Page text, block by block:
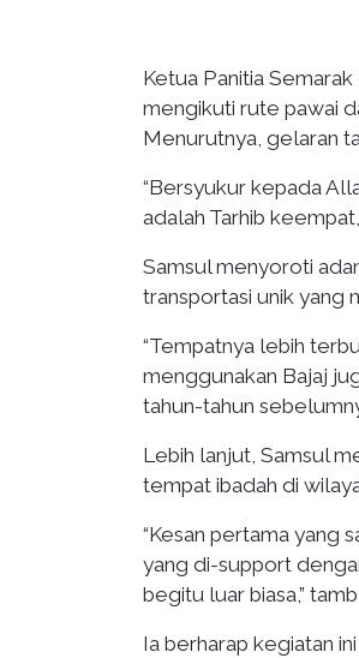
Ketua Panitia
mengikuti rute pawai
Menurutnya, gelaran
“Bersyukur kepada
adalah Tarhib
Samsul menyoroti
transportasi unik yang
“Tempatnya lebih
menggunakan Bajaj
tahun-tahun
Lebih lanjut, Samsul
tempat ibadah di
“Kesan pertama yang
yang di-support
begitu luar biasa,”
Ia berharap kegiatan